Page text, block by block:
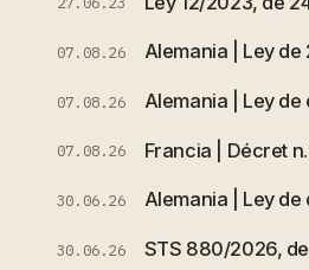
07.08.26 Alemania | Ley
07.08.26 Alemania | Ley de
07.08.26 Francia | Décret
30.06.26 Alemania | Ley de
30.06.26 STS 880/2026,